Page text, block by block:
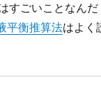
すごいことなん
平衡推算法はよく